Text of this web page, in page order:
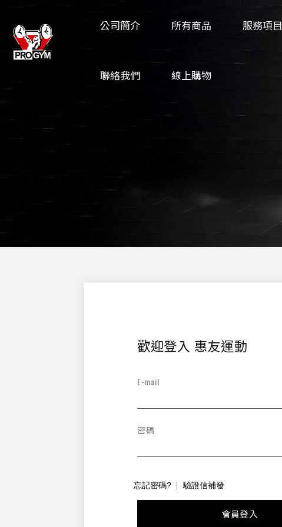
公司簡介 所有商品 服務項目
聯絡我們 線上購物
歡迎登入 惠友運動
E-mail
密碼
忘記密碼? 驗證信補發
會員登入